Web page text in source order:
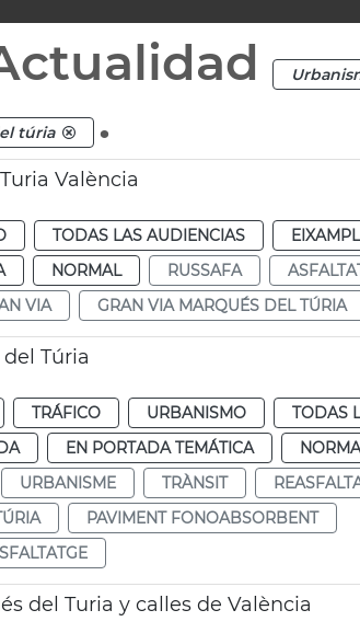
túria .
València
TODAS LAS AUDIENCIAS
NORMAL RUSSAFA
VIA GRAN VIA MARQUÉS DEL TÚRIA
Túria
TRÁFICO URBANISMO
TODAS
EN PORTADA TEMÁTICA
URBANISME TRÀNSIT
PAVIMENT FONOABSORBENT
del Turia y calles de València